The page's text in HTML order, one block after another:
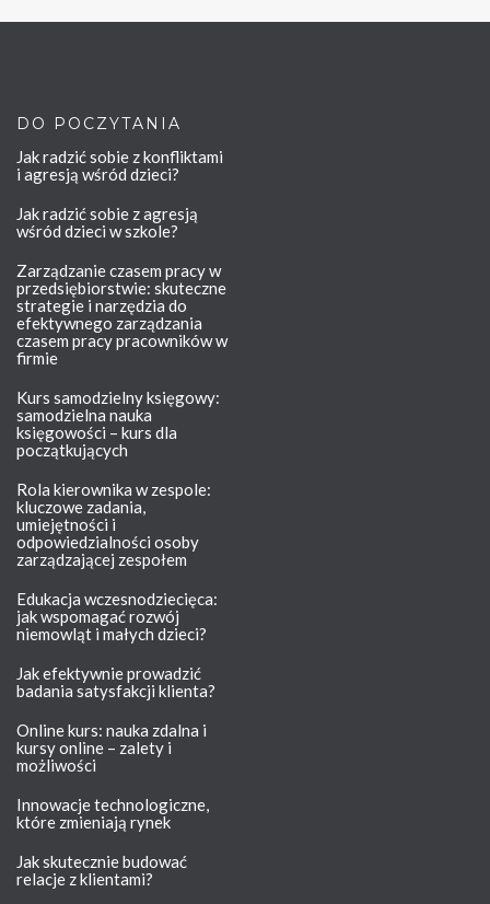
DO POCZYTANIA
Jak radzić sobie z konfliktami
i agresją wśród dzieci?
Jak radzić sobie z agresją
wśród dzieci w szkole?
Zarządzanie czasem pracy w
przedsiębiorstwie: skuteczne
strategie i narzędzia do
efektywnego zarządzania
czasem pracy pracowników w
firmie
Kurs samodzielny księgowy:
samodzielna nauka
księgowości – kurs dla
początkujących
Rola kierownika w zespole:
kluczowe zadania,
umiejętności i
odpowiedzialności osoby
zarządzającej zespołem
Edukacja wczesnodziecięca:
jak wspomagać rozwój
niemowląt i małych dzieci?
Jak efektywnie prowadzić
badania satysfakcji klienta?
Online kurs: nauka zdalna i
kursy online – zalety i
możliwości
Innowacje technologiczne,
które zmieniają rynek
Jak skutecznie budować
relacje z klientami?